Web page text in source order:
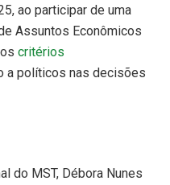
ao participar de uma
Assuntos Econômicos
critérios
a políticos nas decisões
do MST, Débora Nunes